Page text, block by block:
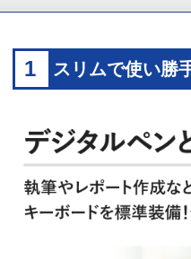
1 スリムで使い勝